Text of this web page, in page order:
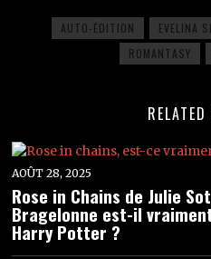
AUTO-ÉDITION EVELINA
ROMANTASY
AOÛT 28, 2025
Rose in Chains de Julie
Bragelonne est-il
Harry Potter ?